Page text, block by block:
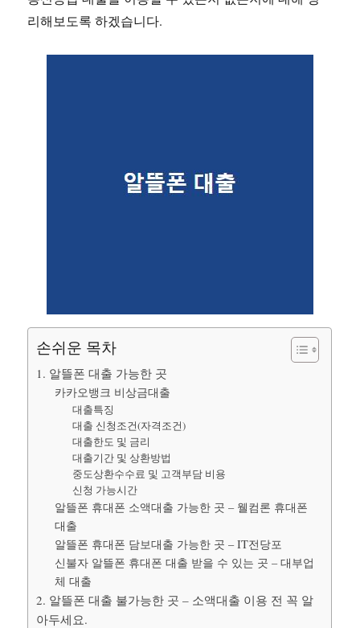
리해보도록 하겠습니다.
손쉬운 목차
1. 알뜰폰 대출 가능한 곳
카카오뱅크 비상금대출
대출특징
대출 신청조건(자격조건)
대출한도 및 금리
대출기간 및 상환방법
중도상환수수료 및 고객부담 비용
신청 가능시간
알뜰폰 휴대폰 소액대출 가능한 곳 – 웰컴론 휴대폰
대출
알뜰폰 휴대폰 담보대출 가능한 곳 – IT전당포
신불자 알뜰폰 휴대폰 대출 받을 수 있는 곳 – 대부업
체 대출
2. 알뜰폰 대출 불가능한 곳 – 소액대출 이용 전 꼭 알
아두세요.